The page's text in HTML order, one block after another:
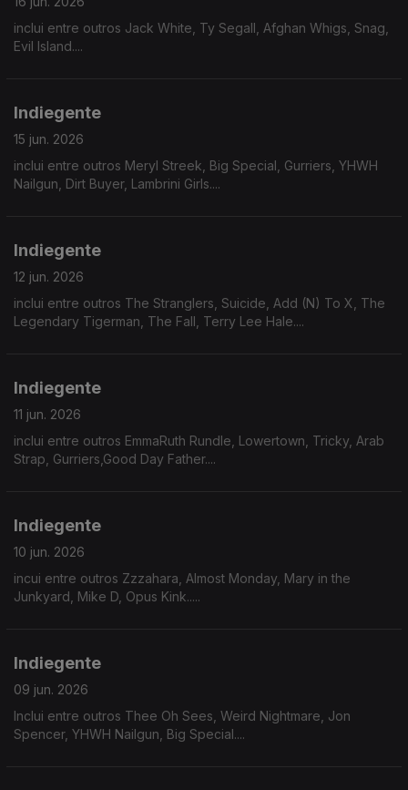
inclui entre outros Jack White, Ty Segall, Afghan Whigs, Snag,
Evil Island....
Indiegente
15 jun. 2026
inclui entre outros Meryl Streek, Big Special, Gurriers, YHWH
Nailgun, Dirt Buyer, Lambrini Girls....
Indiegente
12 jun. 2026
inclui entre outros The Stranglers, Suicide, Add (N) To X, The
Legendary Tigerman, The Fall, Terry Lee Hale....
Indiegente
11 jun. 2026
inclui entre outros EmmaRuth Rundle, Lowertown, Tricky, Arab
Strap, Gurriers,Good Day Father....
Indiegente
10 jun. 2026
incui entre outros Zzzahara, Almost Monday, Mary in the
Junkyard, Mike D, Opus Kink.....
Indiegente
09 jun. 2026
Inclui entre outros Thee Oh Sees, Weird Nightmare, Jon
Spencer, YHWH Nailgun, Big Special....